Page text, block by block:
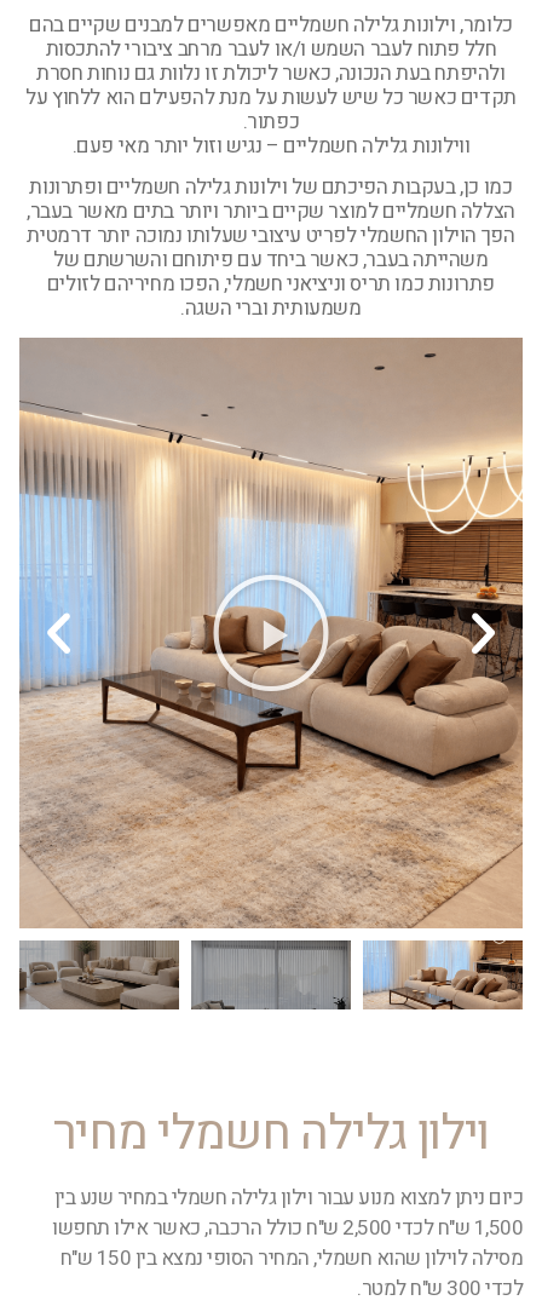
כלומר, וילונות גלילה חשמליים מאפשרים למבנים שקיים בהם
חלל פתוח לעבר השמש ו/או לעבר מרחב ציבורי להתכסות
ולהיפתח בעת הנכונה, כאשר ליכולת זו נלוות גם נוחות חסרת
תקדים כאשר כל שיש לעשות על מנת להפעילם הוא ללחוץ על
כפתור.
ווילונות גלילה חשמליים – נגיש וזול יותר מאי פעם.
כמו כן, בעקבות הפיכתם של וילונות גלילה חשמליים ופתרונות
הצללה חשמליים למוצר שקיים ביותר ויותר בתים מאשר בעבר,
הפך הוילון החשמלי לפריט עיצובי שעלותו נמוכה יותר דרמטית
משהייתה בעבר, כאשר ביחד עם פיתוחם והשרשתם של
פתרונות כמו תריס וניציאני חשמלי, הפכו מחיריהם לזולים
משמעותית וברי השגה.
וילון גלילה חשמלי מחיר
כיום ניתן למצוא מנוע עבור וילון גלילה חשמלי במחיר שנע בין
1,500 ש"ח לכדי 2,500 ש"ח כולל הרכבה, כאשר אילו תחפשו
מסילה לוילון שהוא חשמלי, המחיר הסופי נמצא בין 150 ש"ח
לכדי 300 ש"ח למטר.